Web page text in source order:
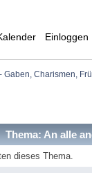
Einloggen
Gaben, Charismen,
Thema: An alle
dieses Thema.